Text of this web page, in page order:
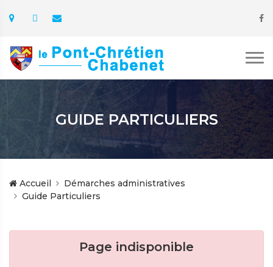
GUIDE PARTICULIERS
Accueil
Démarches administratives
Guide Particuliers
Page indisponible